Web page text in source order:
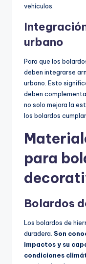
vehículos.
urbano
Para que los
deben integrarse
urbano. Esto
deben
no solo mejora la
los bolardos
para
Bolardos
Los bolardos de
duradera. Son
impactos y su
condiciones